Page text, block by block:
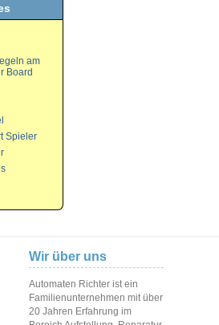
am
Board
Spieler
Wir über uns
Automaten Richter ist ein
Familienunternehmen mit über
20 Jahren Erfahrung im